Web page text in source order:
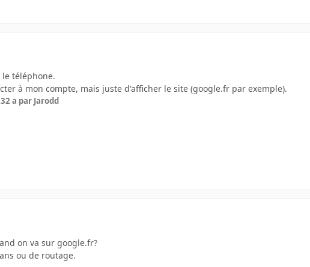
téléphone.
à mon compte, mais juste d'afficher le site (google.fr par exemple).
2 a par Jarodd
on va sur google.fr?
ou de routage.